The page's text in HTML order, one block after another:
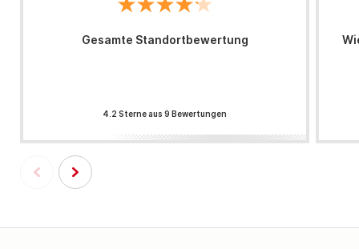
Gesamte Standortbewertung
4.2 Sterne aus 9 Bewertungen